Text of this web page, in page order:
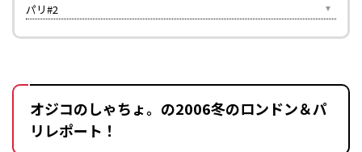
パリ#2
オジコのしゃちょ。の2006冬のロンドン＆パ
リレポート！